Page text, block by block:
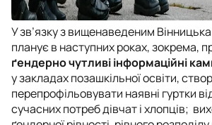
У зв’язку з вищенаведеним
планує в наступних роках, зокрема,
ґендерно чутливі інформаційні
у закладах позашкільної освіти,
перепрофільовувати наявні гуртки
сучасних потреб дівчат і хлопців;